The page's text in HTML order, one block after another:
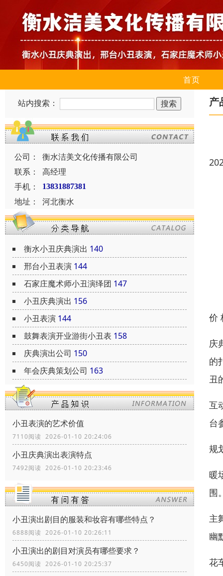
首页
站内搜索：
公司：
衡水洁美文化传播有限公司
联系：
高经理
手机：
13831887381
地址： 河北衡水
衡水小丑庆典演出 140
邢台小丑表演 144
石家庄魔术师小丑演绎团 147
小丑庆典演出 156
小丑表演 144
鼓舞表演开业游街小丑表 158
庆典演出公司 150
年会庆典策划公司 163
小丑表演的艺术价值
7110阅读 2026-01-10 20:24:06
小丑庆典演出表演特点
7492阅读 2026-01-10 20:23:46
小丑演出剧目的服装和妆容有哪些特点？
6888阅读 2026-01-10 20:26:11
小丑演出的剧目对演员有哪些要求？
6450阅读 2026-01-10 20:25:37
产
价
庆
的
丑
互
台
规
暖
围
主
幽
花